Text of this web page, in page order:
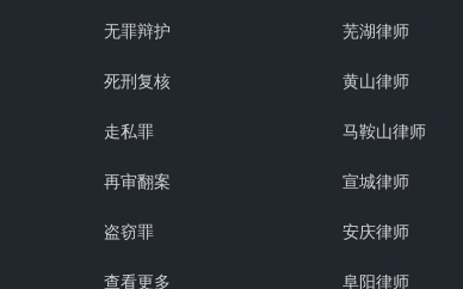
无罪辩护
死刑复核
走私罪
再审翻案
盗窃罪
查看更多
芜湖律师
黄山律师
马鞍山律师
宣城律师
安庆律师
阜阳律师